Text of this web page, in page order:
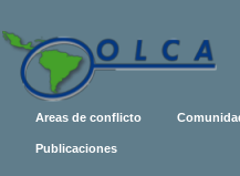
Areas de conflicto
Publicaciones